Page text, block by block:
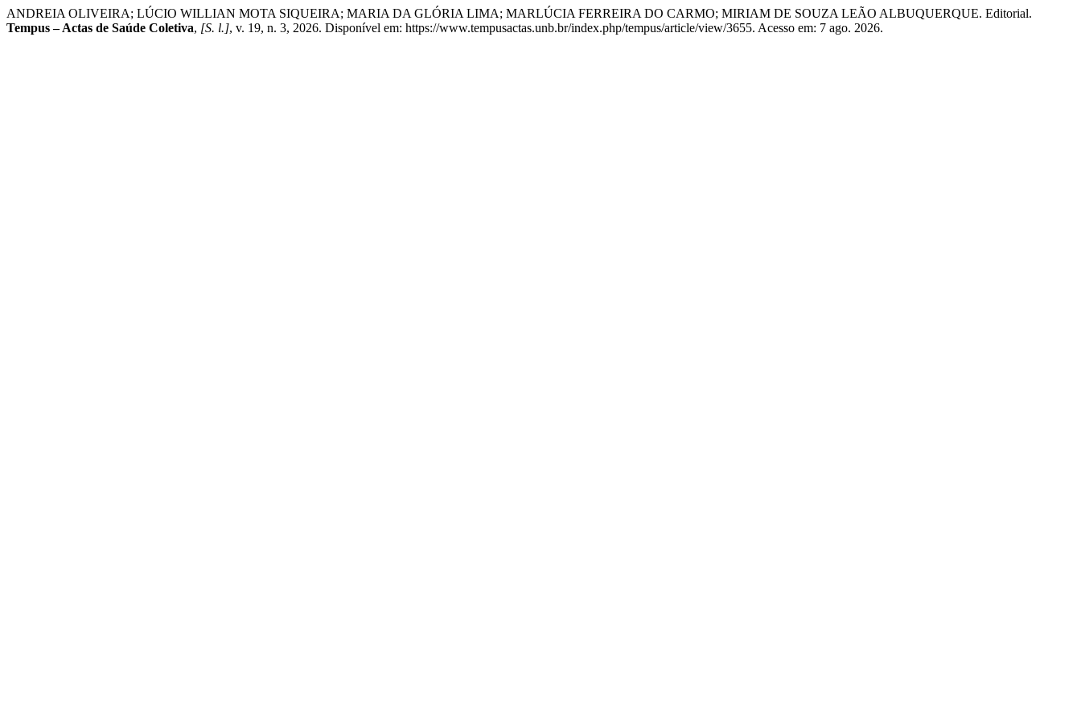
ANDREIA OLIVEIRA; LÚCIO WILLIAN MOTA SIQUEIRA; MARIA DA GLÓRIA LIMA; MARLÚCIA FERREIRA DO CARMO; MIRIAM DE SOUZA LEÃO ALBUQUERQUE. Editorial.
Tempus – Actas de Saúde Coletiva, [S. l.], v. 19, n. 3, 2026. Disponível em: https://www.tempusactas.unb.br/index.php/tempus/article/view/3655. Acesso em: 7 ago. 2026.